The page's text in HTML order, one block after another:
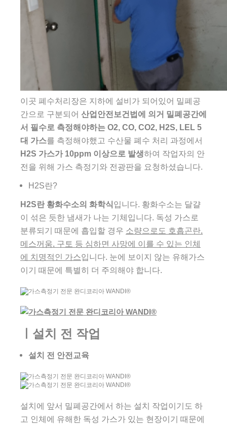
이곳 폐수처리장은 지하에 설비가 되어있어 밀폐공
간으로 구분되어 산업안전보건법에 의거 밀폐공간에
서 필수로 측정해야하는 O2, CO, CO2, H2S, LEL 5
대 가스를 측정해야했고 수산물 폐수 처리 과정에서
H2S 가스가 10ppm 이상으로 발생하여 작업자의 안
전을 위해 가스 측정기와 전광판을 요청하셨습니다.
H2S란?
H2S란 황화수소의 화학식입니다. 황화수소는 달걀
이 섞은 듯한 냄새가 나는 기체입니다. 독성 가스로
분류되기 때문에 흡입할 경우 소량으로도 호흡곤란,
메스꺼움, 구토 등 심하면 사망에 이를 수 있는 인체
에 치명적인 가스입니다. 눈에 보이지 않는 유해가스
이기 때문에 특별히 더 주의해야 합니다.
ㅣ설치 전 작업
설치 전 안전교육
설치에 앞서 밀폐공간에서 하는 설치 작업이기도 하
고 인체에 유해한 독성 가스가 있는 현장이기 때문에